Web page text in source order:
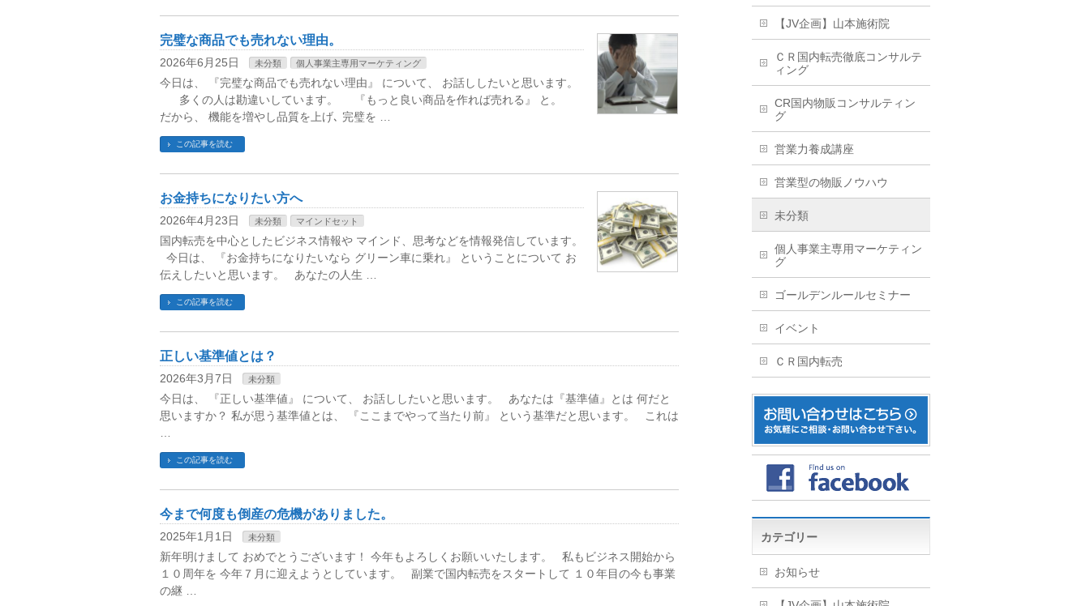
完璧な商品でも売れない理由。
2026年6月25日 未分類 個人事業主専用マーケティング
今日は、 『完璧な商品でも売れない理由』 について、 お話ししたいと思います。
多くの人は勘違いしています。 『もっと良い商品を作れば売れる』 と。
だから、 機能を増やし品質を上げ､ 完璧を …
この記事を読む
お金持ちになりたい方へ
2026年4月23日 未分類 マインドセット
国内転売を中心としたビジネス情報や マインド、思考などを情報発信しています。
今日は、 『お金持ちになりたいなら グリーン車に乗れ』 ということについて お
伝えしたいと思います。 あなたの人生 …
この記事を読む
正しい基準値とは？
2026年3月7日 未分類
今日は、 『正しい基準値』 について、 お話ししたいと思います。 あなたは『基準値』とは 何だと
思いますか？ 私が思う基準値とは、 『ここまでやって当たり前』 という基準だと思います。 これは
この記事を読む
今まで何度も倒産の危機がありました。
2025年1月1日 未分類
新年明けまして おめでとうございます！ 今年もよろしくお願いいたします。 私もビジネス開始から
１０周年を 今年７月に迎えようとしています。 副業で国内転売をスタートして １０年目の今も事業
の継 …
【JV企画】山本施術院
ＣＲ国内転売徹底コンサルテ
ィング
CR国内物販コンサルティン
グ
営業力養成講座
営業型の物販ノウハウ
未分類
個人事業主専用マーケティン
グ
ゴールデンルールセミナー
イベント
ＣＲ国内転売
カテゴリー
お知らせ